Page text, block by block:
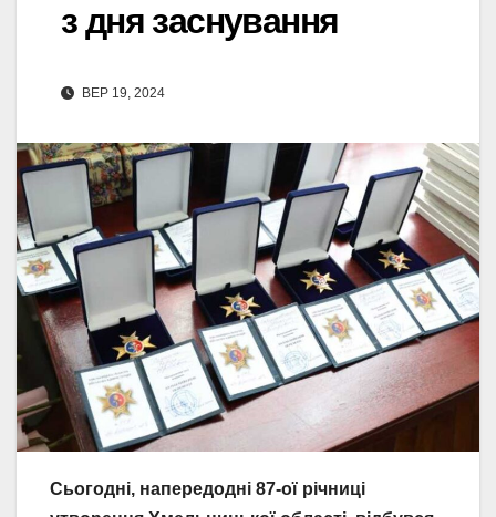
з дня заснування
ВЕР 19, 2024
Сьогодні, напередодні 87-ої річниці